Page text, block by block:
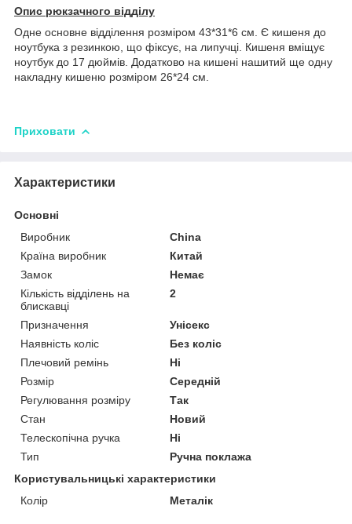
Опис рюкзачного відділу
Одне основне відділення розміром 43*31*6 см. Є кишеня до
ноутбука з резинкою, що фіксує, на липучці. Кишеня вміщує
ноутбук до 17 дюймів. Додатково на кишені нашитий ще одну
накладну кишеню розміром 26*24 см.
Приховати
Характеристики
Основні
Виробник
China
Країна виробник
Китай
Замок
Немає
Кількість відділень на
блискавці
2
Призначення
Унісекс
Наявність коліс
Без коліс
Плечовий ремінь
Ні
Розмір
Середній
Регулювання розміру
Так
Стан
Новий
Телескопічна ручка
Ні
Тип
Ручна поклажа
Користувальницькі характеристики
Колір
Металік